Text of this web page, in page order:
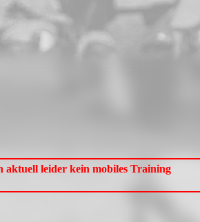
leider kein mobiles Training